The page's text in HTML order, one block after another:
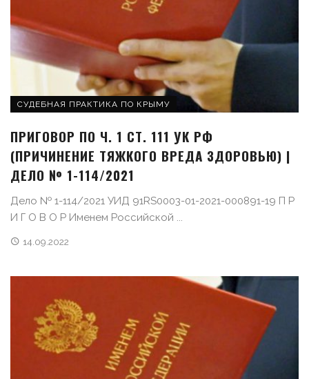
СУДЕБНАЯ ПРАКТИКА ПО КРЫМУ
ПРИГОВОР ПО Ч. 1 СТ. 111 УК РФ
(ПРИЧИНЕНИЕ ТЯЖКОГО ВРЕДА ЗДОРОВЬЮ) |
ДЕЛО № 1-114/2021
Дело № 1-114/2021 УИД 91RS0003-01-2021-000891-19 П Р
И Г О В О Р Именем Российской ...
14.09.2022